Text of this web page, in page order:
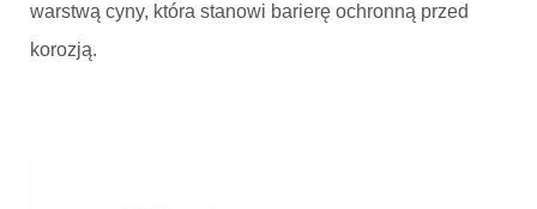
warstwą cyny, która stanowi barierę ochronną przed
korozją.